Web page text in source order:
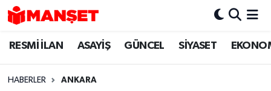
RESMİ İLAN ASAYİŞ GÜNCEL SİYASET
HABERLER ANKARA
Hava Durumu
Trafik Durumu